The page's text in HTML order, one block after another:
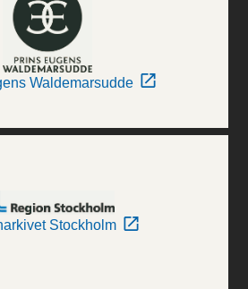
Waldemarsudde
Stockholm